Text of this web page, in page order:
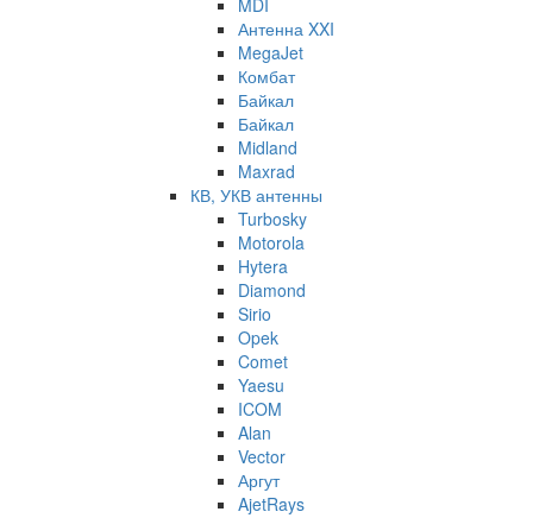
Антенна XXI
MegaJet
Комбат
Байкал
Байкал
Midland
Maxrad
КВ, УКВ антенны
Turbosky
Motorola
Hytera
Diamond
Sirio
Opek
Comet
Yaesu
ICOM
Alan
Vector
Аргут
AjetRays